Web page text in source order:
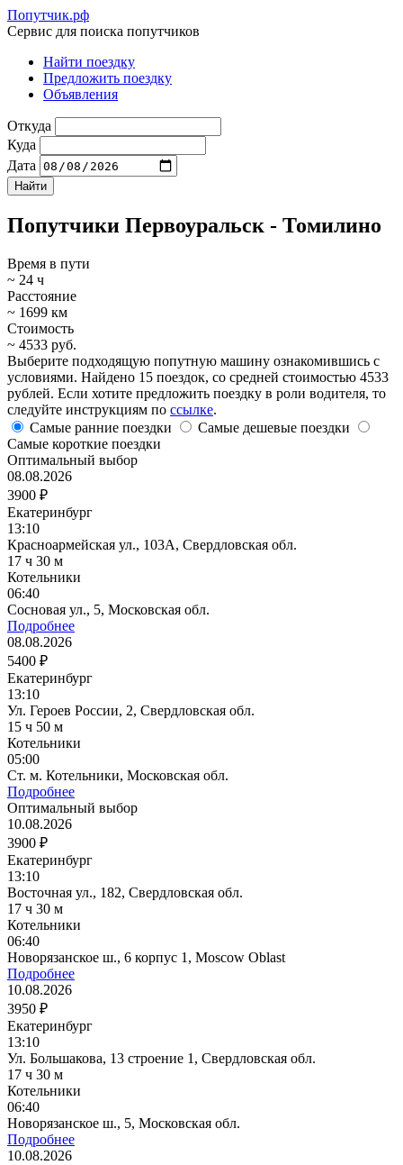
Попутчик.рф
Сервис для поиска попутчиков
Найти поездку
Предложить поездку
Объявления
Откуда
Куда
Дата
Попутчики Первоуральск - Томилино
Время в пути
~ 24 ч
Расстояние
~ 1699 км
Стоимость
~ 4533 руб.
Выберите подходящую попутную машину ознакомившись с
условиями. Найдено 15 поездок, со средней стоимостью 4533
рублей. Если хотите предложить поездку в роли водителя, то
следуйте инструкциям по ссылке.
Самые ранние поездки
Самые дешевые поездки
Самые короткие поездки
Оптимальный выбор
08.08.2026
3900 ₽
Екатеринбург
13:10
Красноармейская ул., 103А, Свердловская обл.
17 ч 30 м
Котельники
06:40
Сосновая ул., 5, Московская обл.
Подробнее
08.08.2026
5400 ₽
Екатеринбург
13:10
Ул. Героев России, 2, Свердловская обл.
15 ч 50 м
Котельники
05:00
Ст. м. Котельники, Московская обл.
Подробнее
Оптимальный выбор
10.08.2026
3900 ₽
Екатеринбург
13:10
Восточная ул., 182, Свердловская обл.
17 ч 30 м
Котельники
06:40
Новорязанское ш., 6 корпус 1, Moscow Oblast
Подробнее
10.08.2026
3950 ₽
Екатеринбург
13:10
Ул. Большакова, 13 строение 1, Свердловская обл.
17 ч 30 м
Котельники
06:40
Новорязанское ш., 5, Московская обл.
Подробнее
10.08.2026